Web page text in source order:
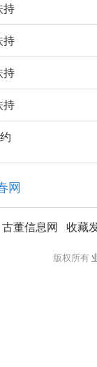
持
持
持
持
网
古董信息网 收藏
版权所有